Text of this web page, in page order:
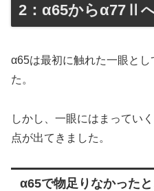
2：α65からα77Ⅱ
α65は最初に触れた一眼と
た。
しかし、一眼にはまってい
点が出てきました。
α65で物足りなかった